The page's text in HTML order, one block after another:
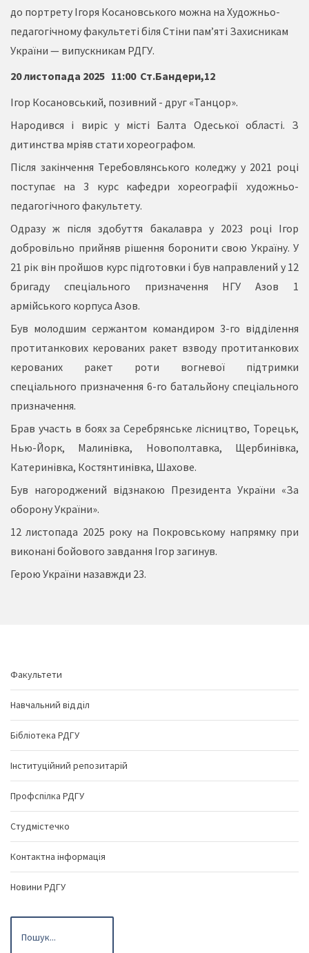
до портрету Ігоря Косановського можна на Художньо-
педагогічному факультеті біля Стіни памʼяті Захисникам
України — випускникам РДГУ.
20 листопада 2025 11:00 Ст.Бандери,12
Ігор Косановський, позивний - друг «Танцор».
Народився і виріс у місті Балта Одеської області. З
дитинства мріяв стати хореографом.
Після закінчення Теребовлянського коледжу у 2021 році
поступає на 3 курс кафедри хореографії художньо-
педагогічного факультету.
Одразу ж після здобуття бакалавра у 2023 році Ігор
добровільно прийняв рішення боронити свою Україну. У
21 рік він пройшов курс підготовки і був направлений у 12
бригаду спеціального призначення НГУ Азов 1
армійського корпуса Азов.
Був молодшим сержантом командиром 3-го відділення
протитанкових керованих ракет взводу протитанкових
керованих ракет роти вогневої підтримки
спеціального призначення 6-го батальйону спеціального
призначення.
Брав участь в боях за Серебрянське лісництво, Торецьк,
Нью-Йорк, Малинівка, Новополтавка, Щербинівка,
Катеринівка, Костянтинівка, Шахове.
Був нагороджений відзнакою Президента України «За
оборону України».
12 листопада 2025 року на Покровському напрямку при
виконані бойового завдання Ігор загинув.
Герою України назавжди 23.
Факультети
Навчальний відділ
Бібліотека РДГУ
Інституційний репозитарій
Профспілка РДГУ
Студмістечко
Контактна інформація
Новини РДГУ